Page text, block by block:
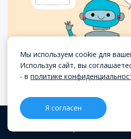
Дарья Тильная
Чат-бот для бизнеса:
продажи и
ИНСТРУМЕНТЫ
Мы используем cookie для
Используя сайт, вы
- в политике
Я согласен